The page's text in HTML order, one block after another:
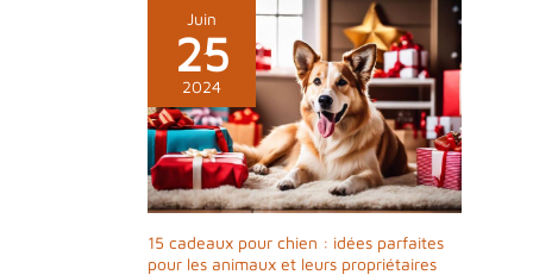
Juin
25
2024
15 cadeaux pour chien : idées parfaites
pour les animaux et leurs propriétaires